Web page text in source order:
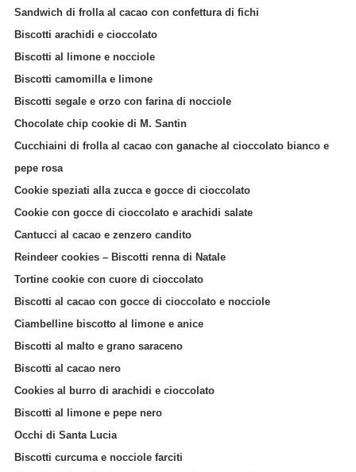
Sandwich di frolla al cacao con confettura di fichi
Biscotti arachidi e cioccolato
Biscotti al limone e nocciole
Biscotti camomilla e limone
Biscotti segale e orzo con farina di nocciole
Chocolate chip cookie di M. Santin
Cucchiaini di frolla al cacao con ganache al cioccolato bianco e
pepe rosa
Cookie speziati alla zucca e gocce di cioccolato
Cookie con gocce di cioccolato e arachidi salate
Cantucci al cacao e zenzero candito
Reindeer cookies – Biscotti renna di Natale
Tortine cookie con cuore di cioccolato
Biscotti al cacao con gocce di cioccolato e nocciole
Ciambelline biscotto al limone e anice
Biscotti al malto e grano saraceno
Biscotti al cacao nero
Cookies al burro di arachidi e cioccolato
Biscotti al limone e pepe nero
Occhi di Santa Lucia
Biscotti curcuma e nocciole farciti